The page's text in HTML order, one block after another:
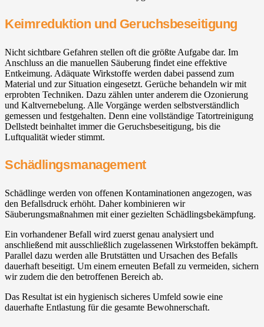
Keimreduktion und Geruchsbeseitigung
Nicht sichtbare Gefahren stellen oft die größte Aufgabe dar. Im
Anschluss an die manuellen Säuberung findet eine effektive
Entkeimung. Adäquate Wirkstoffe werden dabei passend zum
Material und zur Situation eingesetzt. Gerüche behandeln wir mit
erprobten Techniken. Dazu zählen unter anderem die Ozonierung
und Kaltvernebelung. Alle Vorgänge werden selbstverständlich
gemessen und festgehalten. Denn eine vollständige Tatortreinigung
Dellstedt beinhaltet immer die Geruchsbeseitigung, bis die
Luftqualität wieder stimmt.
Schädlingsmanagement
Schädlinge werden von offenen Kontaminationen angezogen, was
den Befallsdruck erhöht. Daher kombinieren wir
Säuberungsmaßnahmen mit einer gezielten Schädlingsbekämpfung.
Ein vorhandener Befall wird zuerst genau analysiert und
anschließend mit ausschließlich zugelassenen Wirkstoffen bekämpft.
Parallel dazu werden alle Brutstätten und Ursachen des Befalls
dauerhaft beseitigt. Um einem erneuten Befall zu vermeiden, sichern
wir zudem die den betroffenen Bereich ab.
Das Resultat ist ein hygienisch sicheres Umfeld sowie eine
dauerhafte Entlastung für die gesamte Bewohnerschaft.